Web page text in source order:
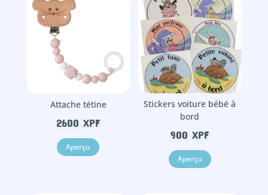
Attache tétine
2600XPF
Aperçu
Stickers voiture bébé à
bord
900XPF
Aperçu